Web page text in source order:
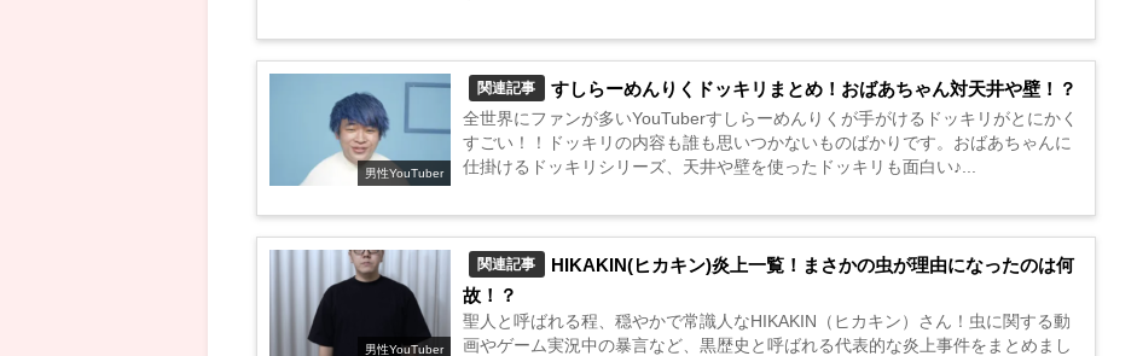
男性YouTuber
関連記事 すしらーめんりくドッキリまとめ！おばあちゃん対天井や壁！？
全世界にファンが多いYouTuberすしらーめんりくが手がけるドッキリがとにかく
すごい！！ドッキリの内容も誰も思いつかないものばかりです。おばあちゃんに
仕掛けるドッキリシリーズ、天井や壁を使ったドッキリも面白い♪...
男性YouTuber
関連記事
HIKAKIN(ヒカキン)炎上一覧！まさかの虫が理由になったのは何
故！？
聖人と呼ばれる程、穏やかで常識人なHIKAKIN（ヒカキン）さん！虫に関する動
画やゲーム実況中の暴言など、黒歴史と呼ばれる代表的な炎上事件をまとめまし